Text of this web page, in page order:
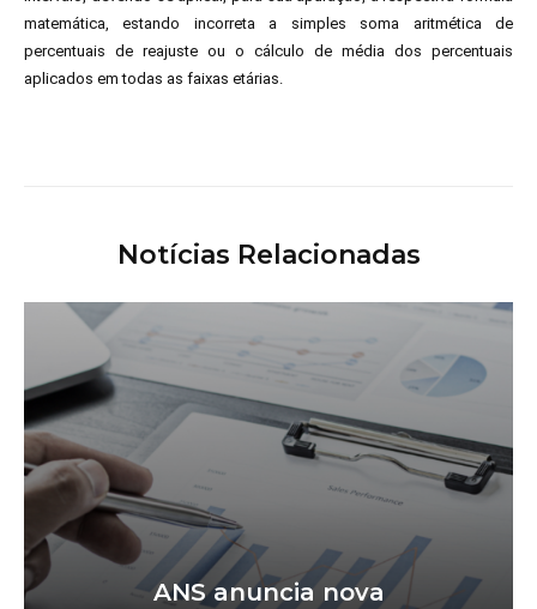
matemática, estando incorreta a simples soma aritmética de
percentuais de reajuste ou o cálculo de média dos percentuais
aplicados em todas as faixas etárias.
Notícias Relacionadas
ANS anuncia nova